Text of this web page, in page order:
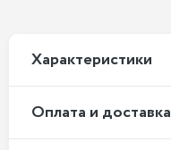
Xарактеристики
Оплата и доставка